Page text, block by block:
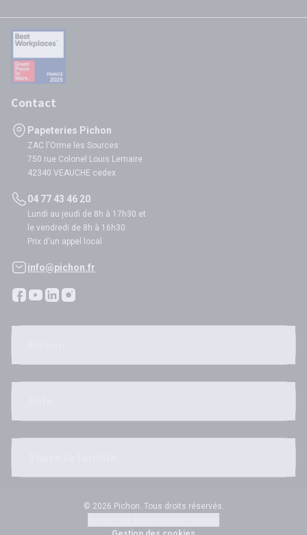
Contact
Papeteries Pichon
ZAC l'Orme les Sources
750 rue Colonel Louis Lemaire
42340 VEAUCHE cedex
04 77 43 46 20
Lundi au jeudi de 8h à 17h30 et
le vendredi de 8h à 16h30
Prix d'un appel local
info@pichon.fr
© 2026 Pichon. Tous droits réservés.